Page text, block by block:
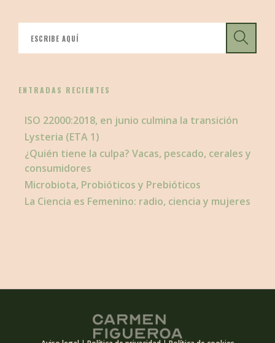
ENTRADAS RECIENTES
ISO 22000:2018, en junio culmina la transición
Lysteria (ETA 1)
¿Quién tiene la culpa? Vacas, pescado, cerales y
consumidores
Microbiota, Probióticos y Prebióticos
La Ciencia es Femenino: radio, ciencia y mujeres